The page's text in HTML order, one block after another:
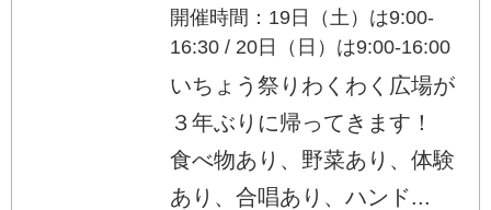
開催時間：19日（土）は9:00-
16:30 / 20日（日）は9:00-16:00
いちょう祭りわくわく広場が
３年ぶりに帰ってきます！
食べ物あり、野菜あり、体験
あり、合唱あり、ハンド...